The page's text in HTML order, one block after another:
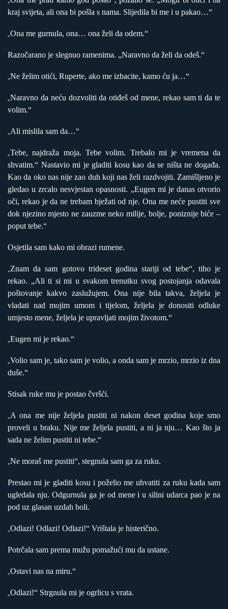
kraj svijeta, ali ona bi pošla s nama. Slijedila bi me i u pakao…“
„Ona me gurnula, ona… ona želi da odem.“
Razočarano je slegnuo ramenima. „Naravno da želi da odeš.“
„Ne želim otići, Ruperte, ako me izbacite, kamo ću ja…“
„Naravno da neću dozvoliti da otiđeš od mene, rekao sam ti da te
volim.“
„Ali mislila sam da…“
„Tebe, najdraža moja. Tebe volim. Trebalo mi je vremena da
shvatim.“ Nastavio mi je gladiti kosu kao da se ništa ne događa.
Kao da oko nas nije zao duh koji nas želi razdvojiti. Zamišljeno je
gledao u zrcalo nesvjestan opasnosti. „Eugen mi je danas otvorio
oči, rekao je da ne trebam bježati od nje. Ona me neće pustiti sve
dok njezino mjesto ne zauzme neko milije, bolje, poniznije biće –
poput tebe.“
Osjetila sam kako mi obrazi rumene.
„Znam da sam gotovo trideset godina stariji od tebe“, tiho je
rekao. „Ali ti si mi u svakom trenutku svog postojanja odavala
poštovanje kakvo zaslužujem. Ona nije bila takva, željela je
vladati nad mojim umom i tijelom, željela je donositi odluke
umjesto mene, željela je upravljati mojim životom.“
„Eugen mi je rekao.“
„Volio sam je, tako sam je volio, a onda sam je mrzio, mrzio iz dna
duše.“
Stisak ruke mu je postao čvršći.
„A ona me nije željela pustiti ni nakon deset godina koje smo
proveli u braku. Nije me željela pustiti, a ni ja nju… Kao što ja
sada ne želim pustiti ni tebe.“
„Ne moraš me pustiti“, stegnula sam ga za ruku.
Prestao mi je gladiti kosu i poželio me uhvatiti za ruku kada sam
ugledala nju. Odgurnula ga je od mene i u silini udarca pao je na
pod uz glasan uzdah boli.
„Odlazi! Odlazi! Odlazi!“ Vrištala je histerično.
Potrčala sam prema mužu pomažući mu da ustane.
„Ostavi nas na miru.“
„Odlazi!“ Strgnula mi je ogrlicu s vrata.